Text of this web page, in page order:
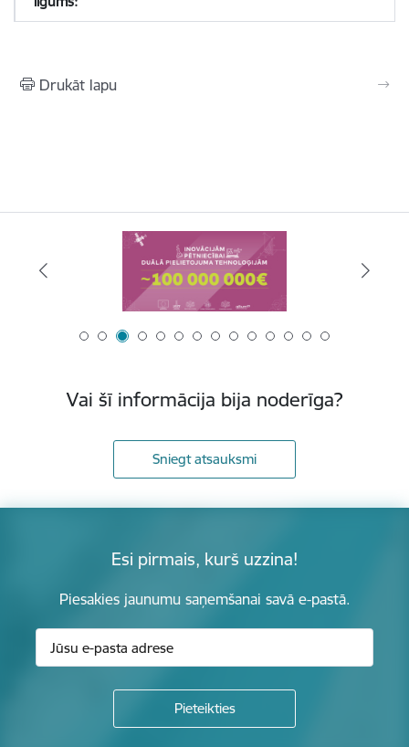
Drukāt lapu
Vai šī informācija bija noderīga?
Sniegt atsauksmi
Esi pirmais, kurš uzzina!
Piesakies jaunumu saņemšanai savā e-pastā.